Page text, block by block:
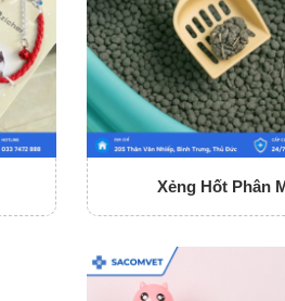
Xẻng Hốt Phân